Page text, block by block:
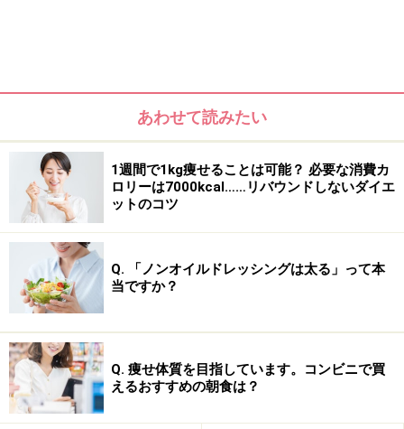
意外と知らない!? 糖質制限の種類と違い
ストイックな糖質制限は、リバウンドを招く最大の原因！
ゆる糖質制限ダイエットを成功させる方法
糖質制限ダイエットを続けるための「最適な糖質量」の算出
方法
あわせて読みたい
1週間で1kg痩せることは可能？ 必要な消費カ
ロリーは7000kcal……リバウンドしないダイエ
ットのコツ
Q. 「ノンオイルドレッシングは太る」って本
当ですか？
Q. 痩せ体質を目指しています。コンビニで買
えるおすすめの朝食は？